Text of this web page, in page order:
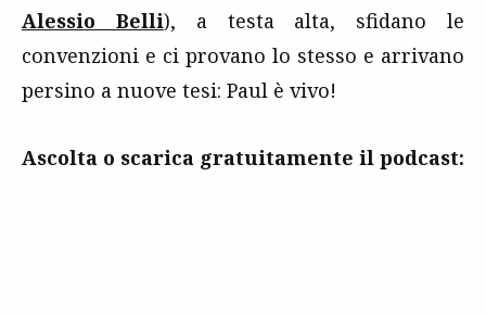
Alessio Belli), a testa alta, sfidano le
convenzioni e ci provano lo stesso e arrivano
persino a nuove tesi: Paul è vivo!
Ascolta o scarica gratuitamente il podcast: